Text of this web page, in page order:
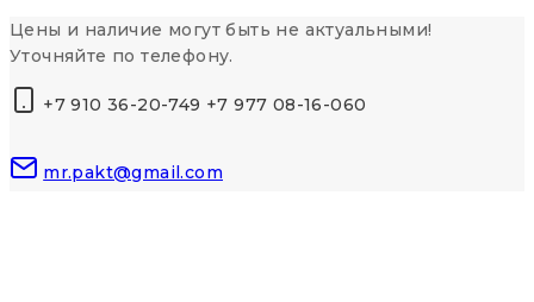
Перейти
к
Цены и наличие могут быть не актуальными!
Уточняйте по телефону.
+7 910 36-20-749 +7 977 08-16-060
mr.pakt@gmail.com